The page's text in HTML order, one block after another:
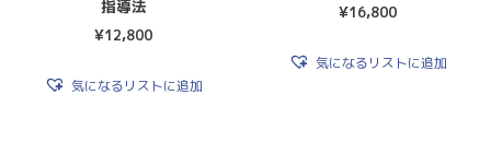
指導法
¥12,800
気になるリストに追加
¥16,800
気になるリストに追加